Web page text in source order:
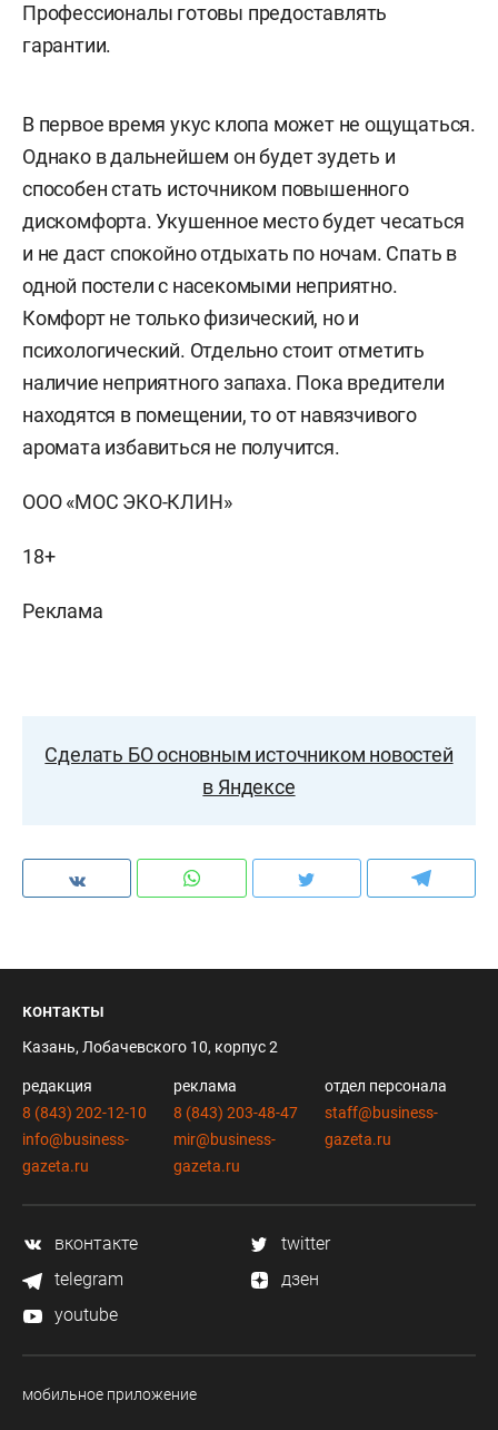
Профессионалы готовы предоставлять
гарантии.
В первое время укус клопа может не ощущаться.
Однако в дальнейшем он будет зудеть и
способен стать источником повышенного
дискомфорта. Укушенное место будет чесаться
и не даст спокойно отдыхать по ночам. Спать в
одной постели с насекомыми неприятно.
Комфорт не только физический, но и
психологический. Отдельно стоит отметить
наличие неприятного запаха. Пока вредители
находятся в помещении, то от навязчивого
аромата избавиться не получится.
ООО «МОС ЭКО-КЛИН»
18+
Реклама
Сделать БО основным источником новостей
в Яндексе
контакты
Казань, Лобачевского 10, корпус 2
редакция
8 (843) 202-12-10
info@business-
gazeta.ru
реклама
8 (843) 203-48-47
mir@business-
gazeta.ru
отдел персонала
staff@business-
gazeta.ru
вконтакте
twitter
telegram
дзен
youtube
мобильное приложение